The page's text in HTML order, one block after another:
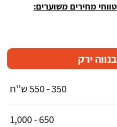
מחירים משוערים:
ירק
350 - 550 ש''ח
650 - 1,000